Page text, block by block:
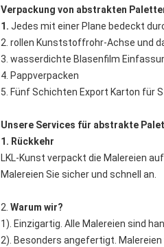
Verpackung von abstrakten
1. Jedes mit einer Plane bedeckt
2. rollen Kunststoffrohr-Achse und
3. wasserdichte Blasenfilm
4. Pappverpacken
5. Fünf Schichten Export Karton für
Unsere Services für abstrakte
1. Rückkehr
LKL-Kunst verpackt die Malereien
Malereien Sie sicher und schnell an.
2. Warum wir?
1). Einzigartig. Alle Malereien sind
2). Besonders angefertigt. Malereien